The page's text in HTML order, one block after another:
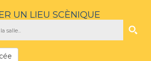
UN LIEU SCÈNIQUE